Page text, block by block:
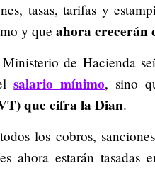
tasas, tarifas y
y que ahora crecerán
de Hacienda
salario mínimo, sino
que cifra la Dian.
los cobros,
ahora estarán tasadas